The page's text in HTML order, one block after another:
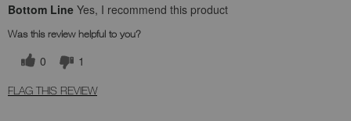
Bottom Line Yes, I recommend this product
Was this review helpful to you?
0 1
FLAG THIS REVIEW